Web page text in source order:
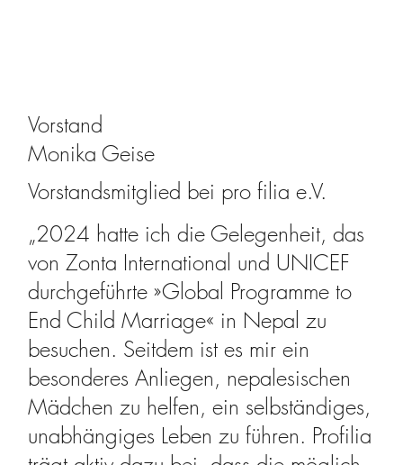
Vorstand
Monika Geise
Vorstandsmitglied bei pro filia e.V.
„2024 hatte ich die Gelegenheit, das
von Zonta International und UNICEF
durchgeführte »Global Programme to
End Child Marriage« in Nepal zu
besuchen. Seitdem ist es mir ein
besonderes Anliegen, nepalesischen
Mädchen zu helfen, ein selbständiges,
unabhängiges Leben zu führen. Profilia